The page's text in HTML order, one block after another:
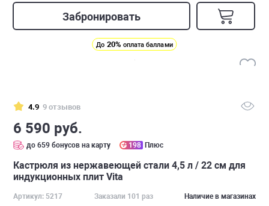
Забронировать
До 20% оплата баллами
4.9 9 отзывов
6 590 руб.
до 659 бонусов на карту 198 Плюс
Кастрюля из нержавеющей стали 4,5 л / 22 см для
индукционных плит Vita
Артикул: 5217 Заказали 101 раз Наличие в магазинах